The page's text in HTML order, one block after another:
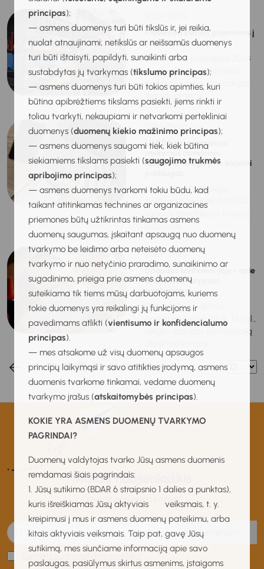
principas);
— asmens duomenys turi būti tikslūs ir, jei reikia,
nuolat atnaujinami; netikslūs ar neišsamūs duomenys
turi būti ištaisyti, papildyti, sunaikinti arba
sustabdytas jų tvarkymas (tikslumo principas);
— asmens duomenys turi būti tokios apimties, kuri
būtina apibrėžtiems tikslams pasiekti, jiems rinkti ir
toliau tvarkyti, nekaupiami ir netvarkomi pertekliniai
duomenys (duomenų kiekio mažinimo principas);
— asmens duomenys saugomi tiek, kiek būtina
siekiamiems tikslams pasiekti (saugojimo trukmės
apribojimo principas);
— asmens duomenys tvarkomi tokiu būdu, kad
taikant atitinkamas technines ar organizacines
priemones būtų užtikrintas tinkamas asmens
duomenų saugumas, įskaitant apsaugą nuo duomenų
tvarkymo be leidimo arba neteisėto duomenų
tvarkymo ir nuo netyčinio praradimo, sunaikinimo ar
sugadinimo, prieiga prie asmens duomenų
suteikiama tik tiems mūsų darbuotojams, kuriems
tokie duomenys yra reikalingi jų funkcijoms ir
pavedimams atlikti (vientisumo ir konfidencialumo
principas).
— mes atsakome už visų duomenų apsaugos
principų laikymąsi ir savo atitikties įrodymą, asmens
duomenis tvarkome tinkamai, vedame duomenų
tvarkymo įrašus (atskaitomybės principas).
KOKIE YRA ASMENS DUOMENŲ TVARKYMO
PAGRINDAI?
Duomenų valdytojas tvarko Jūsų asmens duomenis
remdamasi šiais pagrindais:
1. Jūsų sutikimo (BDAR 6 straipsnio 1 dalies a punktas),
kuris išreiškiamas Jūsų aktyviais veiksmais, t. y.
kreipimusi į mus ir asmens duomenų pateikimu, arba
kitais aktyviais veiksmais. Taip pat, gavę Jūsų
sutikimą, mes siunčiame informaciją apie savo
paslaugas, pasiūlymus skirtus asmenims, įstaigoms
Prasideda žiemos priėmimas į
profesines mokyklas
Vasario 1 d. prasideda 2024
m. pagrindinio priėmimo į
profesinio mokymo įstaigas
žiemos etapas....
2024-01-26
LINEŠA vėl organizuos
teikiantiems ugdymo karjerai
Lietuvos neformaliojo
švietimo agentūra (LINEŠA)
karjeros specialistus kviečia
dalyvauti...
2024-01-25
Spaudos konferencijoje - apie
artėjančius tarpinius
patikrinimus
Nacionalinė švietimo
agentūra sausio 29 d., 13 val.,
rengia spaudos konferenciją
1 … 70 71 72 73 74 … 80
MUKIS naujienlaiškis
Gaukite naujienas pirmas!
Prenumeruoti
Sutinku su privatumo politika